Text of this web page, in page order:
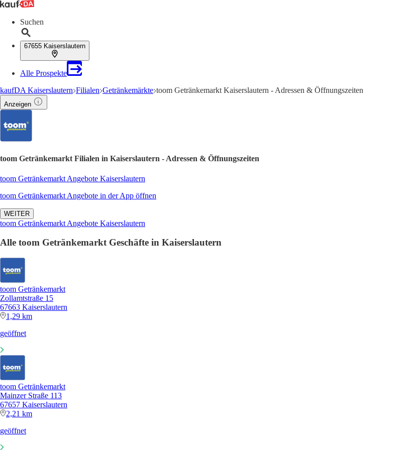
Suchen
67655 Kaiserslautern
Alle Prospekte
kaufDA Kaiserslautern Filialen Getränkemärkte toom Getränkemarkt Kaiserslautern - Adressen & Öffnungszeiten
Anzeigen
toom Getränkemarkt Filialen in Kaiserslautern - Adressen & Öffnungszeiten
toom Getränkemarkt Angebote Kaiserslautern
toom Getränkemarkt Angebote in der App öffnen
WEITER
toom Getränkemarkt Angebote Kaiserslautern
Alle toom Getränkemarkt Geschäfte in Kaiserslautern
toom Getränkemarkt
Zollamtstraße 15
67663 Kaiserslautern
1,29 km
geöffnet
toom Getränkemarkt
Mainzer Straße 113
67657 Kaiserslautern
2,21 km
geöffnet